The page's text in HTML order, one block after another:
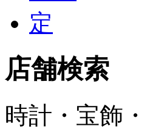
店舗検索
時計・宝飾